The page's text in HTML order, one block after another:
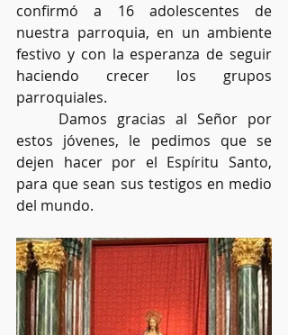
confirmó a 16 adolescentes de
nuestra parroquia, en un ambiente
festivo y con la esperanza de seguir
haciendo crecer los grupos
parroquiales.
estos jóvenes, le pedimos que se
dejen hacer por el Espíritu Santo,
para que sean sus testigos en medio
del mundo.